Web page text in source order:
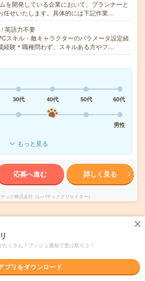
を開発している企業において、プランナーと
任せいたします。具体的には下記作業…
英語力不要
スキル・敵キャラクターのパラメータ設定経
経験＊職種問わず、スキルある方やフ…
30代 40代 50代
60代
男性
もっと見る
応募へ進む 詳しく見る
ック株式会社（レバテッククリエイター）
ーム恋活アプリ】運用プラ
くさん！プッシュ通知で受け取ろう！
プリをダウンロード